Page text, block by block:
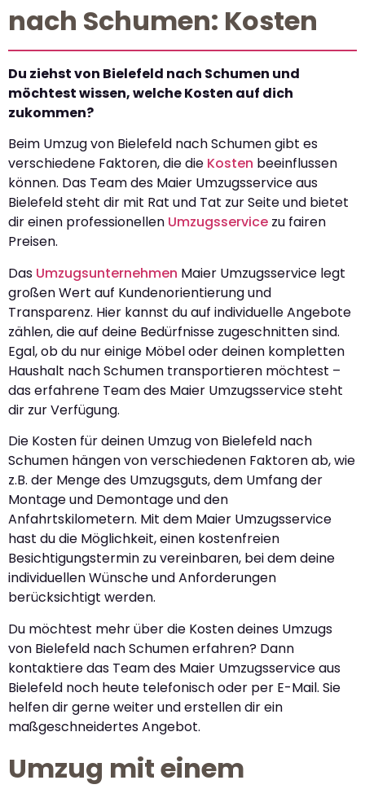
nach Schumen: Kosten
Du ziehst von Bielefeld nach Schumen und
möchtest wissen, welche Kosten auf dich
zukommen?
Beim Umzug von Bielefeld nach Schumen gibt es
verschiedene Faktoren, die die Kosten beeinflussen
können. Das Team des Maier Umzugsservice aus
Bielefeld steht dir mit Rat und Tat zur Seite und bietet
dir einen professionellen Umzugsservice zu fairen
Preisen.
Das Umzugsunternehmen Maier Umzugsservice legt
großen Wert auf Kundenorientierung und
Transparenz. Hier kannst du auf individuelle Angebote
zählen, die auf deine Bedürfnisse zugeschnitten sind.
Egal, ob du nur einige Möbel oder deinen kompletten
Haushalt nach Schumen transportieren möchtest –
das erfahrene Team des Maier Umzugsservice steht
dir zur Verfügung.
Die Kosten für deinen Umzug von Bielefeld nach
Schumen hängen von verschiedenen Faktoren ab, wie
z.B. der Menge des Umzugsguts, dem Umfang der
Montage und Demontage und den
Anfahrtskilometern. Mit dem Maier Umzugsservice
hast du die Möglichkeit, einen kostenfreien
Besichtigungstermin zu vereinbaren, bei dem deine
individuellen Wünsche und Anforderungen
berücksichtigt werden.
Du möchtest mehr über die Kosten deines Umzugs
von Bielefeld nach Schumen erfahren? Dann
kontaktiere das Team des Maier Umzugsservice aus
Bielefeld noch heute telefonisch oder per E-Mail. Sie
helfen dir gerne weiter und erstellen dir ein
maßgeschneidertes Angebot.
Umzug mit einem